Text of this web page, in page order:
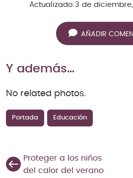
Actualizado: 3 de diciembre,
AÑADIR
Y además…
No related photos.
Portada Educación
Proteger a los niños
del calor del verano